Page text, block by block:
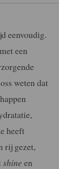
eenvoudig.
een
weten dat
heeft
rij gezet,
shine en